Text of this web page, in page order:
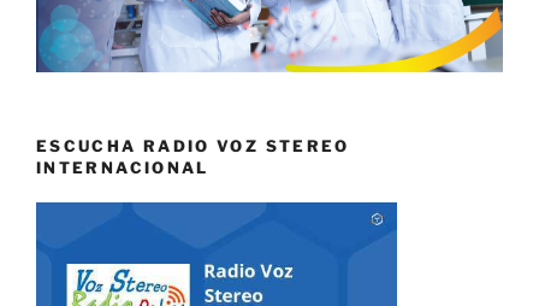
ESCUCHA RADIO VOZ STEREO
INTERNACIONAL